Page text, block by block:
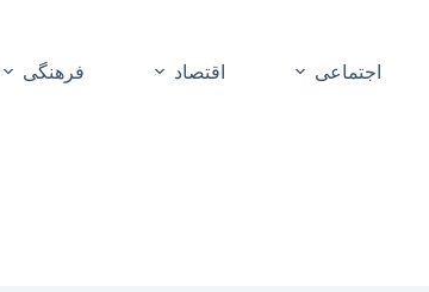
اجتماعی اقتصاد فرهنگی